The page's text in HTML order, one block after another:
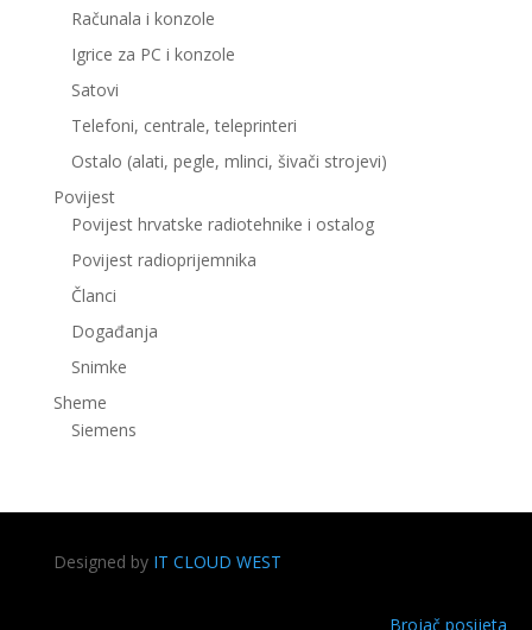
Računala i konzole
Igrice za PC i konzole
Satovi
Telefoni, centrale, teleprinteri
Ostalo (alati, pegle, mlinci, šivači strojevi)
Povijest
Povijest hrvatske radiotehnike i ostalog
Povijest radioprijemnika
Članci
Događanja
Snimke
Sheme
Siemens
Designed by IT CLOUD WEST
Brojač posijeta